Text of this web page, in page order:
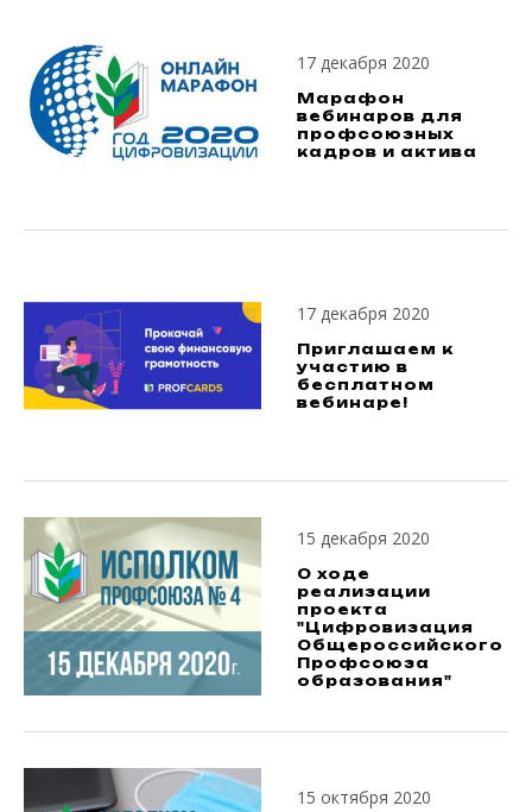
17 декабря 2020
Марафон
вебинаров для
профсоюзных
кадров и актива
17 декабря 2020
Приглашаем к
участию в
бесплатном
вебинаре!
15 декабря 2020
О ходе
реализации
проекта
"Цифровизация
Общероссийского
Профсоюза
образования"
15 октября 2020